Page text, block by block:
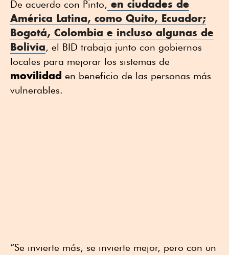
De acuerdo con Pinto, en ciudades de
América Latina, como Quito, Ecuador;
Bogotá, Colombia e incluso algunas de
Bolivia, el BID trabaja junto con gobiernos
locales para mejorar los sistemas de
movilidad en beneficio de las personas más
vulnerables.
“Se invierte más, se invierte mejor, pero con un